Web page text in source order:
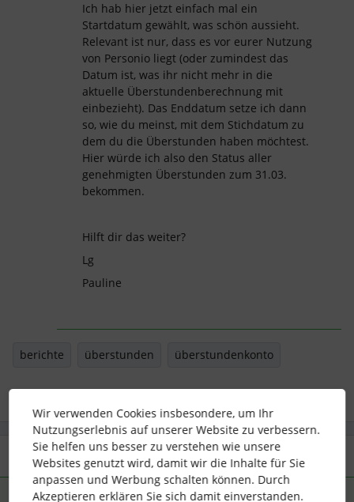
Ich hab hier jetzt einfach mal ein
Startdatum gewählt, was schön aussieht.
Relevant ist nur, dass es vor eurer Nutzung
von Personio liegt (oder zumindest das
Datum ist, was ihr nicht mehr in die
aktuelle Überstundenberechnung mit
einbezieht). Das Enddatum setze ich dann
so, wie du meinst, mit dem Stichdatum zu
dem du die Überstunden haben möchtest.
Hier würde ich also den Status aller
genehmigten Überstunden zum 31.03.
bekommen.
Hilft dir das weiter?
Lg
Pauline
berichte überstunden überstundenkonto
2 Antworten Älteste zuerst
Wir verwenden Cookies insbesondere, um Ihr
Nutzungserlebnis auf unserer Website zu verbessern.
Sie helfen uns besser zu verstehen wie unsere
Websites genutzt wird, damit wir die Inhalte für Sie
anpassen und Werbung schalten können. Durch
Akzeptieren erklären Sie sich damit einverstanden.